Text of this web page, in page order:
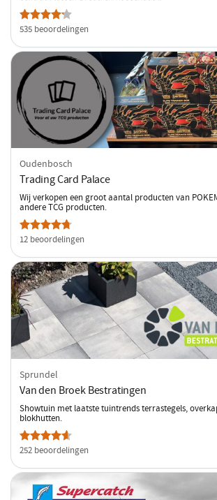
535 beoordelingen
Oudenbosch
Trading Card Palace
Wij verkopen een groot aantal producten van
andere TCG producten.
12 beoordelingen
Sprundel
Van den Broek Bestratingen
Showtuin met laatste tuintrends terrastegels,
blokhutten.
252 beoordelingen